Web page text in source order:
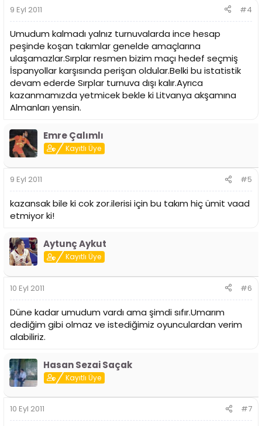
9 Eyl 2011 #4
Umudum kalmadı yalnız turnuvalarda ince hesap
peşinde koşan takımlar genelde amaçlarına
ulaşamazlar.Sırplar resmen bizim maçı hedef seçmiş
İspanyollar karşısında perişan oldular.Belki bu istatistik
devam ederde Sırplar turnuva dışı kalır.Ayrıca
kazanmamızda yetmicek bekle ki Litvanya akşamına
Almanları yensin.
Emre Çalımlı
Kayıtlı Üye
9 Eyl 2011 #5
kazansak bile ki cok zor.ilerisi için bu takım hiç ümit vaad
etmiyor ki!
Aytunç Aykut
Kayıtlı Üye
10 Eyl 2011 #6
Düne kadar umudum vardı ama şimdi sıfır.Umarım
dediğim gibi olmaz ve istediğimiz oyunculardan verim
alabiliriz.
Hasan Sezai Saçak
Kayıtlı Üye
10 Eyl 2011 #7